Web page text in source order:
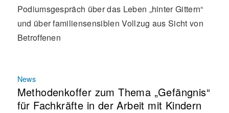
Podiumsgespräch über das Leben „hinter Gittern“
und über familiensensiblen Vollzug aus Sicht von
Betroffenen
News
Methodenkoffer zum Thema „Gefängnis“
für Fachkräfte in der Arbeit mit Kindern